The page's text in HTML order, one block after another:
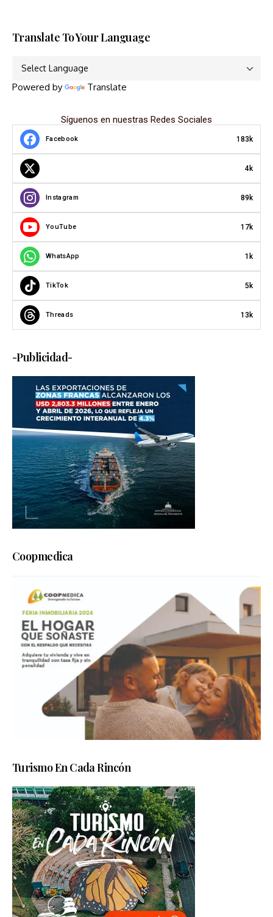
Translate To Your Language
Powered by Translate
Síguenos en nuestras Redes Sociales
Facebook 183k
4k
Instagram 89k
YouTube 17k
WhatsApp 1k
TikTok 5k
Threads 13k
-Publicidad-
Coopmedica
Turismo En Cada Rincón